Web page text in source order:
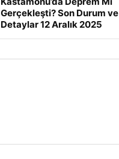
Gerçekleşti? Son Durum ve
Detaylar 12 Aralık 2025